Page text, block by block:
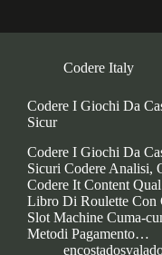
Codere Italy
Codere I Giochi Da
Sicur
Codere I Giochi Da
Sicuri Codere Analisi,
Codere It Content
Libro Di Roulette
Slot Machine Cuma-
Metodi Pagamento…